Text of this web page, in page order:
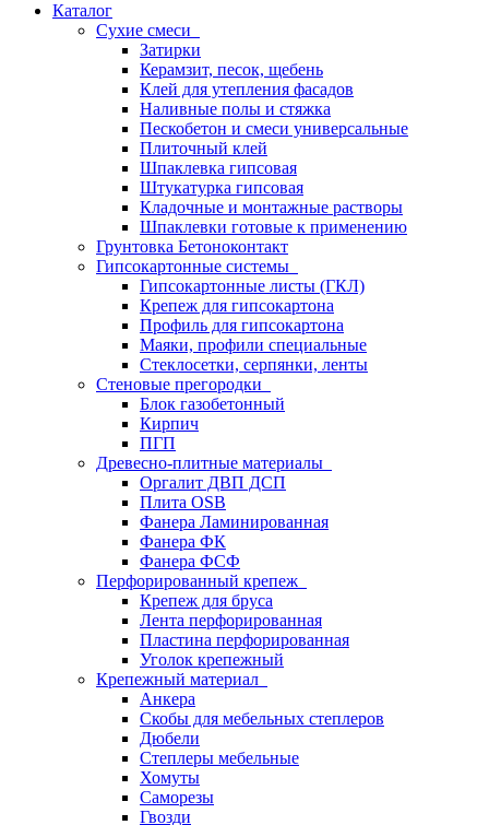
Каталог
Сухие смеси
Затирки
Керамзит, песок, щебень
Клей для утепления фасадов
Наливные полы и стяжка
Пескобетон и смеси универсальные
Плиточный клей
Шпаклевка гипсовая
Штукатурка гипсовая
Кладочные и монтажные растворы
Шпаклевки готовые к применению
Грунтовка Бетоноконтакт
Гипсокартонные системы
Гипсокартонные листы (ГКЛ)
Крепеж для гипсокартона
Профиль для гипсокартона
Маяки, профили специальные
Стеклосетки, серпянки, ленты
Стеновые прегородки
Блок газобетонный
Кирпич
ПГП
Древесно-плитные материалы
Оргалит ДВП ДСП
Плита OSB
Фанера Ламинированная
Фанера ФК
Фанера ФСФ
Перфорированный крепеж
Крепеж для бруса
Лента перфорированная
Пластина перфорированная
Уголок крепежный
Крепежный материал
Анкера
Скобы для мебельных степлеров
Дюбели
Степлеры мебельные
Хомуты
Саморезы
Гвозди